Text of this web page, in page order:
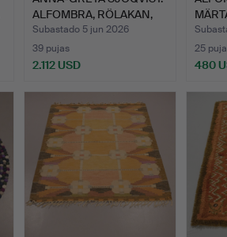
ALFOMBRA, RÖLAKAN,
PA…
Subastado 5 jun 2026
39 pujas
2.112 USD
25
480